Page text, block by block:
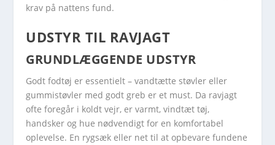
krav på nattens fund.
UDSTYR TIL RAVJAGT
GRUNDLÆGGENDE UDSTYR
Godt fodtøj er essentielt – vandtætte støvler eller
gummistøvler med godt greb er et must. Da ravjagt
ofte foregår i koldt vejr, er varmt, vindtæt tøj,
handsker og hue nødvendigt for en komfortabel
oplevelse. En rygsæk eller net til at opbevare fundene